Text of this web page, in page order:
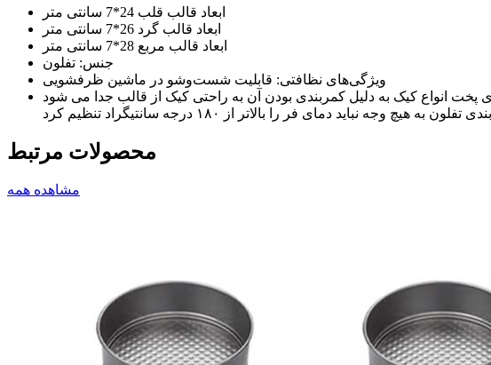
ابعاد قالب قلب 24*7 سانتی متر
ابعاد قالب گرد 26*7 سانتی متر
ابعاد قالب مربع 28*7 سانتی متر
جنس: تفلون
ویژگی‌های نظافتی: قابلیت شست‌وشو در ماشین ظرفشویی
محصولات مرتبط
مشاهده همه